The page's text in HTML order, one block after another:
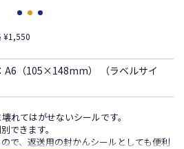
¥1,550
A6（105×148mm） （ラベルサイ
れてはがせないシールです。
できます。
で、返送用の封かんシールとしても便利